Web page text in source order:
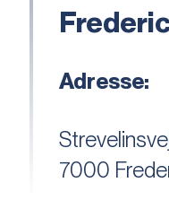
Adresse:
Strevelinsvej
7000